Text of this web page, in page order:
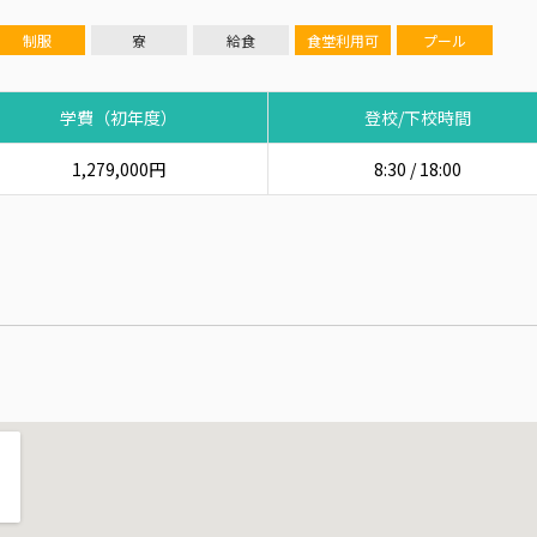
制服 寮 給食 食堂利用可 プール
学費（初年度） 登校/下校時間
1,279,000円 8:30 / 18:00